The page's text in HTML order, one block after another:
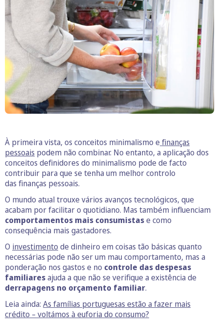
À primeira vista, os conceitos minimalismo e finanças
pessoais podem não combinar. No entanto, a aplicação dos
conceitos definidores do minimalismo pode de facto
contribuir para que se tenha um melhor controlo
das finanças pessoais.
O mundo atual trouxe vários avanços tecnológicos, que
acabam por facilitar o quotidiano. Mas também influenciam
comportamentos mais consumistase como
consequência mais gastadores.
O investimento de dinheiro em coisas tão básicas quanto
necessárias pode não ser um mau comportamento, mas a
ponderação nos gastos e no controle das despesas
familiaresajuda a que não se verifique a existência de
derrapagens no orçamento familiar.
Leia ainda: As famílias portuguesas estão a fazer mais
crédito – voltámos à euforia do consumo?